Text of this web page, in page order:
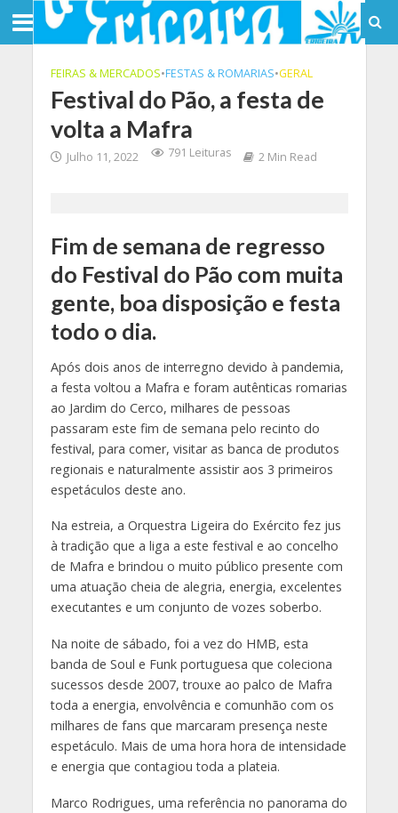
FEIRAS & MERCADOS•FESTAS & ROMARIAS•GERAL
Festival do Pão, a festa de
volta a Mafra
Julho 11, 2022 791 Leituras 2 Min Read
Fim de semana de regresso
do Festival do Pão com muita
gente, boa disposição e festa
todo o dia.
Após dois anos de interregno devido à pandemia,
a festa voltou a Mafra e foram autênticas romarias
ao Jardim do Cerco, milhares de pessoas
passaram este fim de semana pelo recinto do
festival, para comer, visitar as banca de produtos
regionais e naturalmente assistir aos 3 primeiros
espetáculos deste ano.
Na estreia, a Orquestra Ligeira do Exército fez jus
à tradição que a liga a este festival e ao concelho
de Mafra e brindou o muito público presente com
uma atuação cheia de alegria, energia, excelentes
executantes e um conjunto de vozes soberbo.
Na noite de sábado, foi a vez do HMB, esta
banda de Soul e Funk portuguesa que coleciona
sucessos desde 2007, trouxe ao palco de Mafra
toda a energia, envolvência e comunhão com os
milhares de fans que marcaram presença neste
espetáculo. Mais de uma hora hora de intensidade
e energia que contagiou toda a plateia.
Marco Rodrigues, uma referência no panorama do